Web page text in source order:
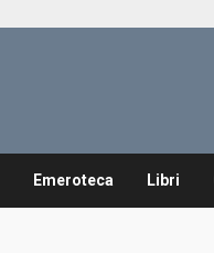
Emeroteca Libri